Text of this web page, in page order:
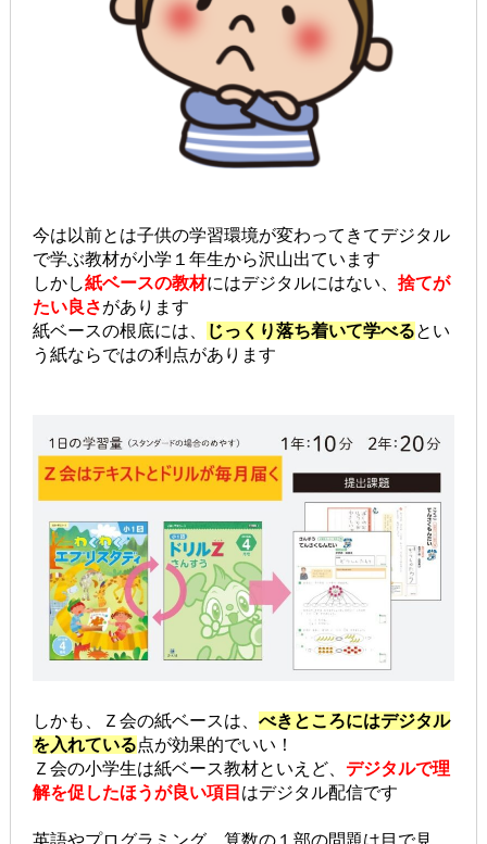
今は以前とは子供の学習環境が変わってきてデジタル
で学ぶ教材が小学１年生から沢山出ています
しかし紙ベースの教材にはデジタルにはない、 捨てが
たい良さがあります
紙ベースの根底には、
じっくり落ち着いて学べるとい
う紙ならではの利点があります
しかも、Ｚ会の紙ベースは、 べきところにはデジタル
を入れている点が効果的でいい！
Ｚ会の小学生は紙ベース教材といえど、 デジタルで理
解を促したほうが良い項目 はデジタル配信です
英語やプログラミング、算数の１部の問題は目で見